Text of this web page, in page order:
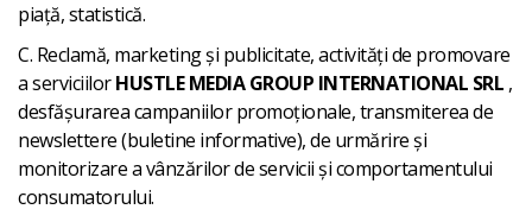
piață, statistică.
C. Reclamă, marketing și publicitate, activități de promovare
a serviciilorHUSTLE MEDIA GROUP INTERNATIONAL SRL ,
desfășurarea campaniilor promoționale, transmiterea de
newslettere (buletine informative), de urmărire și
monitorizare a vânzărilor de servicii și comportamentului
consumatorului.